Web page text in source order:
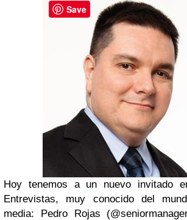
Hoy tenemos a un nuevo invitado
Entrevistas, muy conocido del
media: Pedro Rojas
Save